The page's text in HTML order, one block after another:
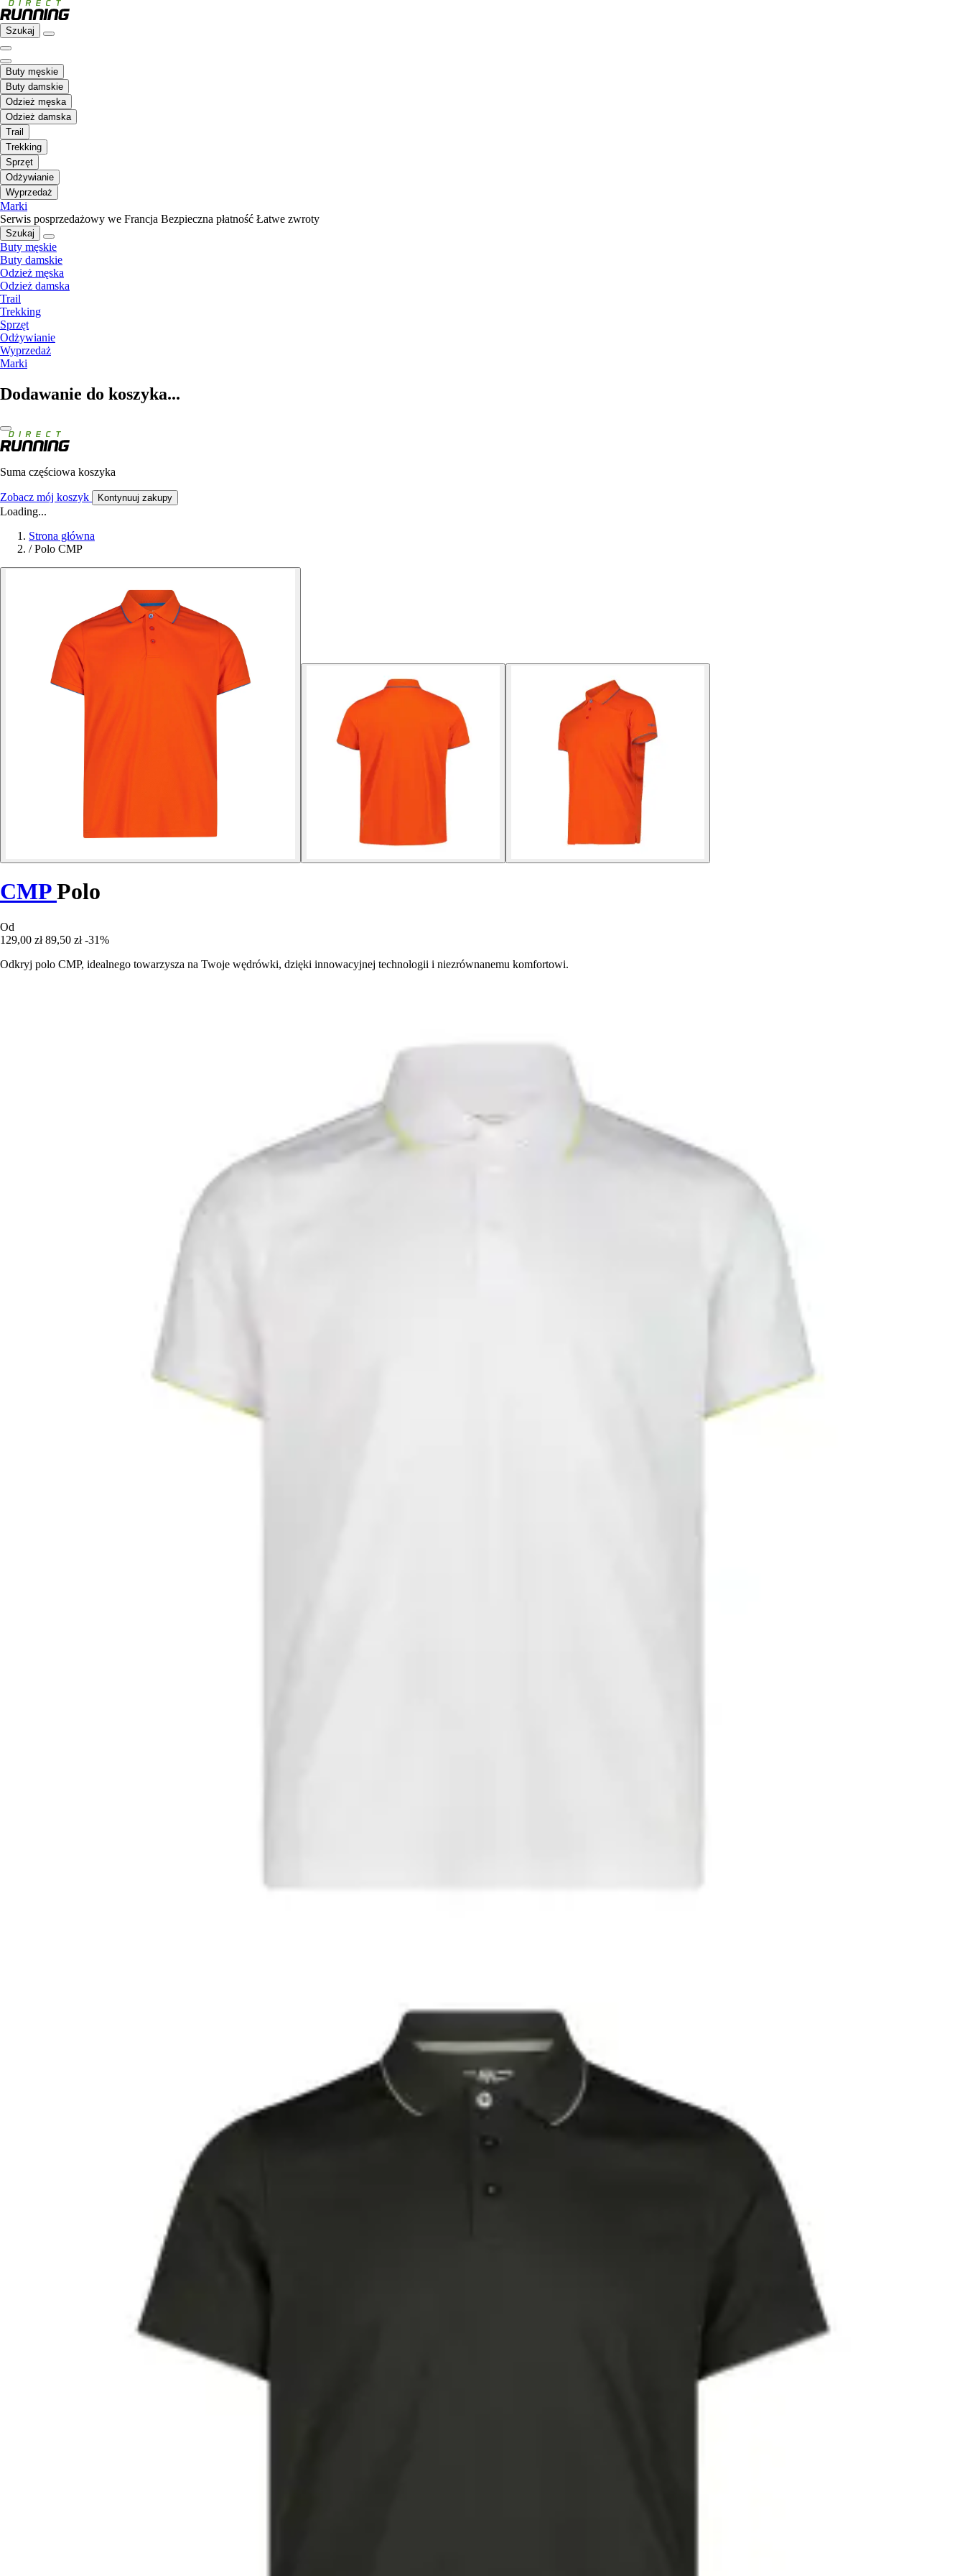
Szukaj
Buty męskie
Buty damskie
Odzież męska
Odzież damska
Trail
Trekking
Sprzęt
Odżywianie
Wyprzedaż
Marki
Serwis posprzedażowy we Francja Bezpieczna płatność Łatwe zwroty
Szukaj
Buty męskie
Buty damskie
Odzież męska
Odzież damska
Trail
Trekking
Sprzęt
Odżywianie
Wyprzedaż
Marki
Dodawanie do koszyka...
Suma częściowa koszyka
Zobacz mój koszyk Kontynuuj zakupy
Loading...
Strona główna
/ Polo CMP
CMPPolo
Od
129,00 zł 89,50 zł -31%
Odkryj polo CMP, idealnego towarzysza na Twoje wędrówki, dzięki innowacyjnej technologii i niezrównanemu komfortowi.